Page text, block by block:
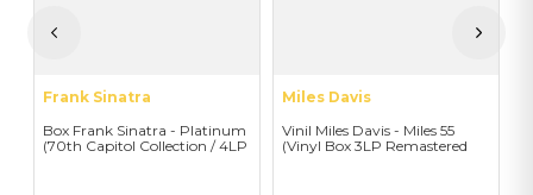
Frank Sinatra
Box Frank Sinatra - Platinum
(70th Capitol Collection / 4LP
Miles Davis
Vinil Miles Davis - Miles 55
(Vinyl Box 3LP Remastered